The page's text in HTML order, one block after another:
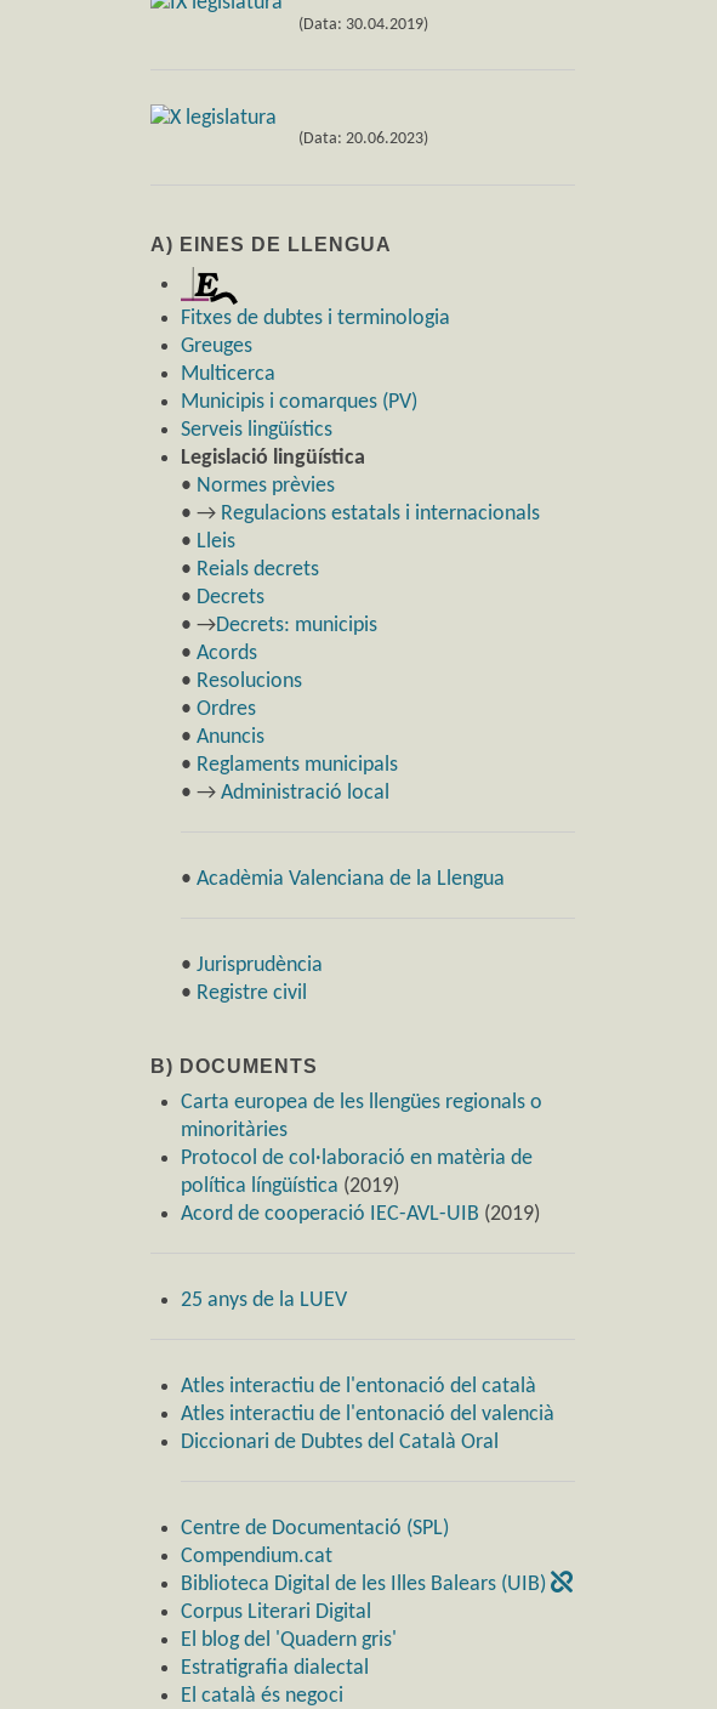
(Data: 30.04.2019)
(Data: 20.06.2023)
A) EINES DE LLENGUA
Fitxes de dubtes i terminologia
Greuges
Multicerca
Municipis i comarques (PV)
Serveis lingüístics
Legislació lingüística
• Normes prèvies
• → Regulacions estatals i internacionals
• Lleis
• Reials decrets
• Decrets
• →Decrets: municipis
• Acords
• Resolucions
• Ordres
• Anuncis
• Reglaments municipals
• → Administració local
• Acadèmia Valenciana de la Llengua
• Jurisprudència
• Registre civil
B) DOCUMENTS
Carta europea de les llengües regionals o
minoritàries
Protocol de col·laboració en matèria de
política língüística (2019)
Acord de cooperació IEC-AVL-UIB (2019)
25 anys de la LUEV
Atles interactiu de l'entonació del català
Atles interactiu de l'entonació del valencià
Diccionari de Dubtes del Català Oral
Centre de Documentació (SPL)
Compendium.cat
Biblioteca Digital de les Illes Balears (UIB)
Corpus Literari Digital
El blog del 'Quadern gris'
Estratigrafia dialectal
El català és negoci